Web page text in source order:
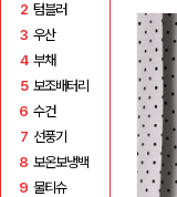
2 텀블러
3 우산
4 부채
5 보조배터리
6 수건
7 선풍기
8 보온보냉백
9 물티슈